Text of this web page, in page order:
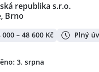
republika s.r.o.
Brno
000 – 48 600 Kč Plný
3. srpna